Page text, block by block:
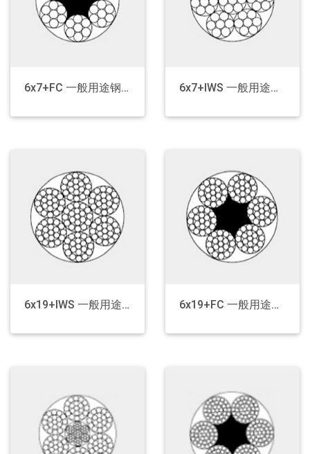
6x7+FC 一般用途钢丝绳 6x7+IWS 一般用途钢丝绳
6x19+IWS 一般用途钢丝绳 6x19+FC 一般用途钢丝绳
Wire Rope For Operation
The Anti-Rotation Rope
General Purpose Steel Wire Rope
Rigging
Copolymer Coated Aluminum Tape
Galvanized Steel Tape
Chrome Plated Tape